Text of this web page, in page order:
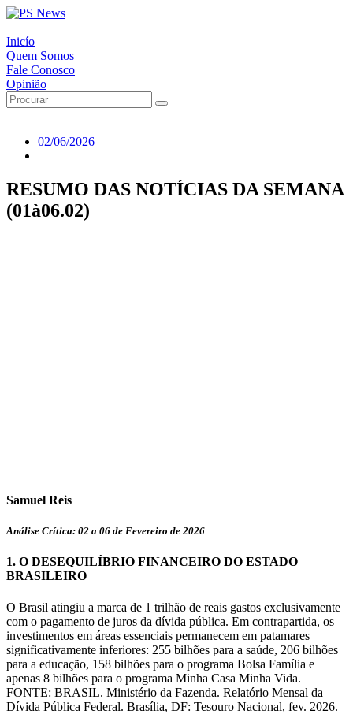
Inicío
Quem Somos
Fale Conosco
Opinião
02/06/2026
RESUMO DAS NOTÍCIAS DA SEMANA
(01à06.02)
Samuel Reis
Análise Crítica: 02 a 06 de Fevereiro de 2026
1. O DESEQUILÍBRIO FINANCEIRO DO ESTADO
BRASILEIRO
O Brasil atingiu a marca de 1 trilhão de reais gastos exclusivamente
com o pagamento de juros da dívida pública. Em contrapartida, os
investimentos em áreas essenciais permanecem em patamares
significativamente inferiores: 255 bilhões para a saúde, 206 bilhões
para a educação, 158 bilhões para o programa Bolsa Família e
apenas 8 bilhões para o programa Minha Casa Minha Vida.
FONTE: BRASIL. Ministério da Fazenda. Relatório Mensal da
Dívida Pública Federal. Brasília, DF: Tesouro Nacional, fev. 2026.